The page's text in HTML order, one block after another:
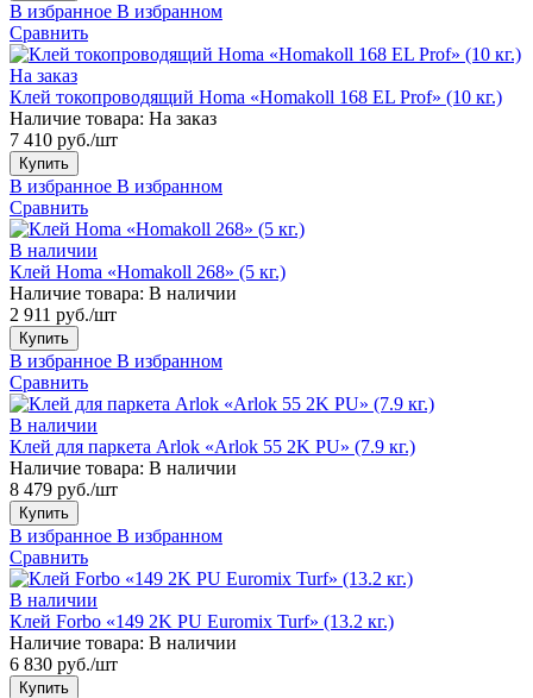
В избранное В избранном
Сравнить
На заказ
Клей токопроводящий Homa «Homakoll 168 EL Prof» (10 кг.)
Наличие товара: На заказ
7 410 руб./шт
Купить
В избранное В избранном
Сравнить
В наличии
Клей Homa «Homakoll 268» (5 кг.)
Наличие товара: В наличии
2 911 руб./шт
Купить
В избранное В избранном
Сравнить
В наличии
Клей для паркета Arlok «Arlok 55 2K PU» (7.9 кг.)
Наличие товара: В наличии
8 479 руб./шт
Купить
В избранное В избранном
Сравнить
В наличии
Клей Forbo «149 2K PU Euromix Turf» (13.2 кг.)
Наличие товара: В наличии
6 830 руб./шт
Купить